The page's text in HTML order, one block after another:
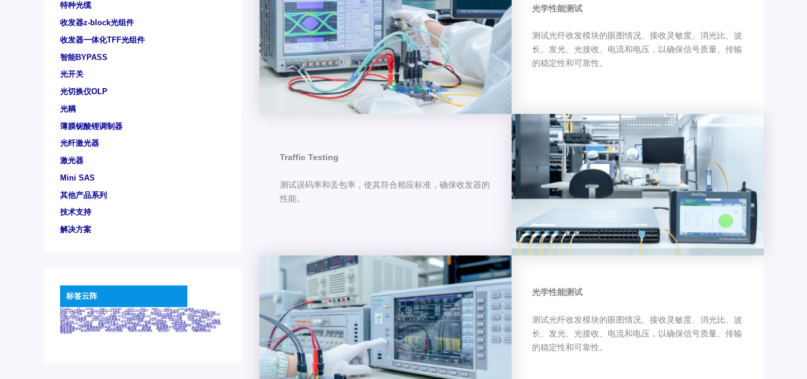
特种光缆
收发器z-block光组件
收发器一体化TFF光组件
智能BYPASS
光开关
光切换仪OLP
光耦
薄膜铌酸锂调制器
光纤激光器
激光器
Mini SAS
其他产品系列
技术支持
解决方案
标签云阵
6Tx6Rx 8T 8T8R 24R 24T24R 24Tx 25G 48Rx 48Tx 100G光模块
400G OSFP光模块 400G QSFP112 DR4 800G DR8 OSFP 800G OSFP光模块 AD7606国产替代
AFBR-57B4APZ AFBR-1528CZ AFBR-2528CZ AOC Bypass Camera Link CWDM波分复用器
DAS DC~4M DSS DTS DVS GYMB光纤连接器 GYM光纤连接器 HFBR-1531Z HFBR-2531Z
HFBR-4501Z HFBR-4503Z HFBR-4511Z HFBR-4513Z J599A6光纤连接器 J599A8光电连接器
J599MT光纤连接器 J599Ⅰ光电连接器 LC超短型光模块 LGA Mini SAS MT POB QSFP
QSFP+ QSFP28 QSFP28 100G光模块 QSFP28笼座 QSFP 40G QSFP笼座 RP连接器 SFF-8431
SFF-8436 SFF-8472 SFF-8654 4i SFP 10G SFP MSA SFP笼座 Z-BLOCK 万兆交换机 交换机
光切换仪OLP 光开关 光模块笼子座子 光电探测器 光电编码器模块 光电连接器 光端机 光纤激光器
光纤跳线 光纤连接器 光耦 全国产交换机 军品级光耦 千兆交换机 国产化光模块 射频光模块
微型光模块 微型可插拔BGA光模块 微型波分复用器 探测器 收发模块光学引擎组件 机架式光纤收发器
模拟光发射模块 模拟光器件 波分复用器 测试版 激光器 特种光纤 特种光缆 百兆交换机
相机光模块 紧凑型DWDM 网管型交换机 表贴式单路光模块 通信光纤 通信光缆 铌酸锂调制器
高速线缆
光学性能测试
测试光纤收发模块的眼图情况、接收灵敏度、消光比、波
长、发光、光接收、电流和电压，以确保信号质量、传输
的稳定性和可靠性。
Traffic Testing
测试误码率和丢包率，使其符合相应标准，确保收发器的
性能。
光学性能测试
测试光纤收发模块的眼图情况、接收灵敏度、消光比、波
长、发光、光接收、电流和电压，以确保信号质量、传输
的稳定性和可靠性。